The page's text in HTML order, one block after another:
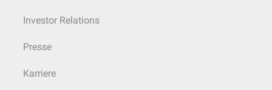
Investor Relations
Presse
Karriere